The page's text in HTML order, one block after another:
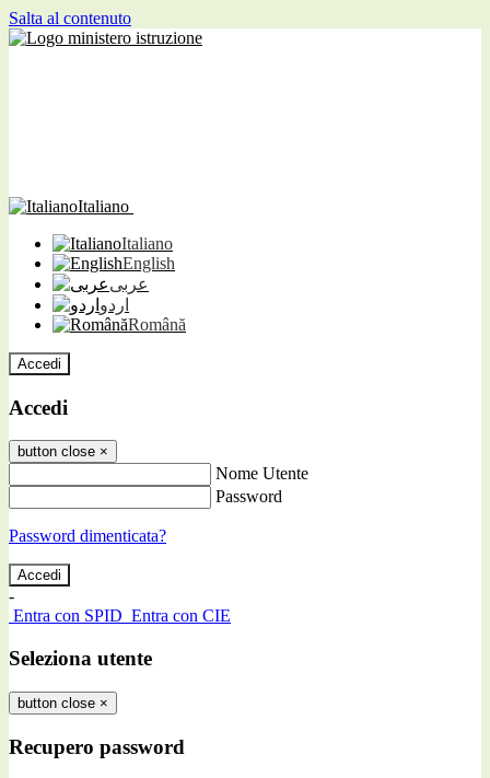
Salta al contenuto
Italiano
Italiano
English
عربى
اردو
Română
Accedi
Accedi
button close ×
Nome Utente
Password
Password dimenticata?
-
Entra con SPID Entra con CIE
Seleziona utente
button close ×
Recupero password